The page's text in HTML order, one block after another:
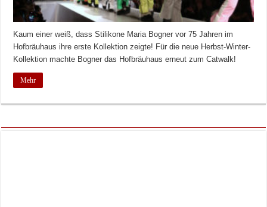
Kaum einer weiß, dass Stilikone Maria Bogner vor 75 Jahren im
Hofbräuhaus ihre erste Kollektion zeigte! Für die neue Herbst-Winter-
Kollektion machte Bogner das Hofbräuhaus erneut zum Catwalk!
Mehr